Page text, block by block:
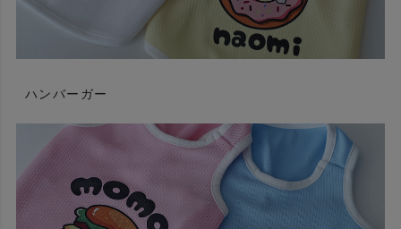
ハンバーガー